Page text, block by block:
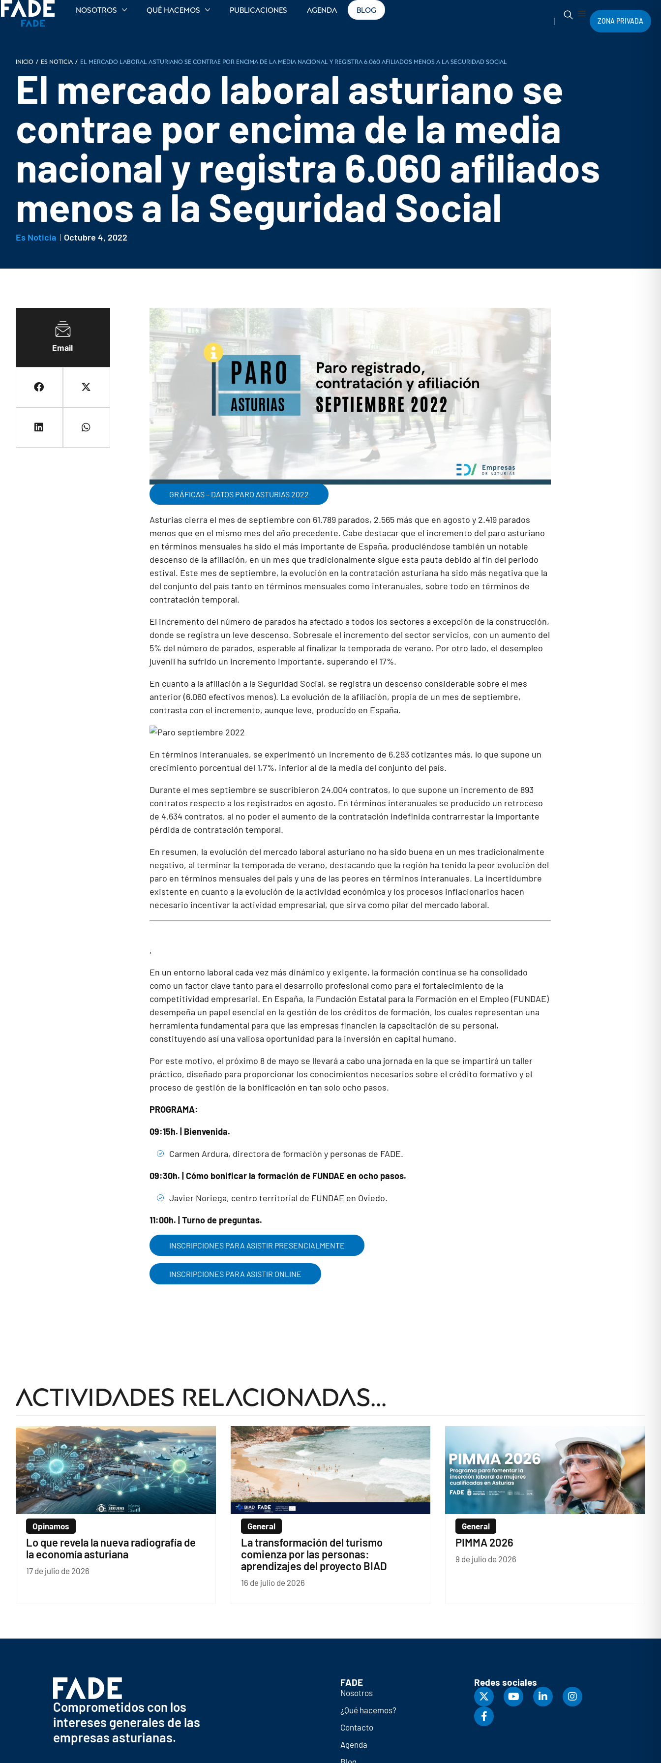
Nosotros Qué hacemos Publicaciones Agenda Blog
ZONA PRIVADA
INICIO / Es noticia / El mercado laboral asturiano se contrae por encima de la media nacional y registra 6.060 afiliados menos a la Seguridad Social
El mercado laboral asturiano se
contrae por encima de la media
nacional y registra 6.060 afiliados
menos a la Seguridad Social
Es Noticia Octubre 4, 2022
Email
GRÁFICAS – DATOS PARO ASTURIAS 2022
Asturias cierra el mes de septiembre con 61.789 parados, 2.565 más que en agosto y 2.419 parados
menos que en el mismo mes del año precedente. Cabe destacar que el incremento del paro asturiano
en términos mensuales ha sido el más importante de España, produciéndose también un notable
descenso de la afiliación, en un mes que tradicionalmente sigue esta pauta debido al fin del periodo
estival. Este mes de septiembre, la evolución en la contratación asturiana ha sido más negativa que la
del conjunto del país tanto en términos mensuales como interanuales, sobre todo en términos de
contratación temporal.
El incremento del número de parados ha afectado a todos los sectores a excepción de la construcción,
donde se registra un leve descenso. Sobresale el incremento del sector servicios, con un aumento del
5% del número de parados, esperable al finalizar la temporada de verano. Por otro lado, el desempleo
juvenil ha sufrido un incremento importante, superando el 17%.
En cuanto a la afiliación a la Seguridad Social, se registra un descenso considerable sobre el mes
anterior (6.060 efectivos menos). La evolución de la afiliación, propia de un mes de septiembre,
contrasta con el incremento, aunque leve, producido en España.
En términos interanuales, se experimentó un incremento de 6.293 cotizantes más, lo que supone un
crecimiento porcentual del 1,7%, inferior al de la media del conjunto del país.
Durante el mes septiembre se suscribieron 24.004 contratos, lo que supone un incremento de 893
contratos respecto a los registrados en agosto. En términos interanuales se producido un retroceso
de 4.634 contratos, al no poder el aumento de la contratación indefinida contrarrestar la importante
pérdida de contratación temporal.
En resumen, la evolución del mercado laboral asturiano no ha sido buena en un mes tradicionalmente
negativo, al terminar la temporada de verano, destacando que la región ha tenido la peor evolución del
paro en términos mensuales del país y una de las peores en términos interanuales. La incertidumbre
existente en cuanto a la evolución de la actividad económica y los procesos inflacionarios hacen
necesario incentivar la actividad empresarial, que sirva como pilar del mercado laboral.
,
En un entorno laboral cada vez más dinámico y exigente, la formación continua se ha consolidado
como un factor clave tanto para el desarrollo profesional como para el fortalecimiento de la
competitividad empresarial. En España, la Fundación Estatal para la Formación en el Empleo (FUNDAE)
desempeña un papel esencial en la gestión de los créditos de formación, los cuales representan una
herramienta fundamental para que las empresas financien la capacitación de su personal,
constituyendo así una valiosa oportunidad para la inversión en capital humano.
Por este motivo, el próximo 8 de mayo se llevará a cabo una jornada en la que se impartirá un taller
práctico, diseñado para proporcionar los conocimientos necesarios sobre el crédito formativo y el
proceso de gestión de la bonificación en tan solo ocho pasos.
PROGRAMA:
09:15h. | Bienvenida.
Carmen Ardura, directora de formación y personas de FADE.
09:30h. | Cómo bonificar la formación de FUNDAE en ocho pasos.
Javier Noriega, centro territorial de FUNDAE en Oviedo.
11:00h. | Turno de preguntas.
INSCRIPCIONES PARA ASISTIR PRESENCIALMENTE
INSCRIPCIONES PARA ASISTIR ONLINE
Actividades relacionadas...
Opinamos
Lo que revela la nueva radiografía de
la economía asturiana
17 de julio de 2026
General
La transformación del turismo
comienza por las personas:
aprendizajes del proyecto BIAD
16 de julio de 2026
General
PIMMA 2026
9 de julio de 2026
Comprometidos con los
intereses generales de las
empresas asturianas.
FADE
Nosotros
¿Qué hacemos?
Contacto
Agenda
Redes sociales